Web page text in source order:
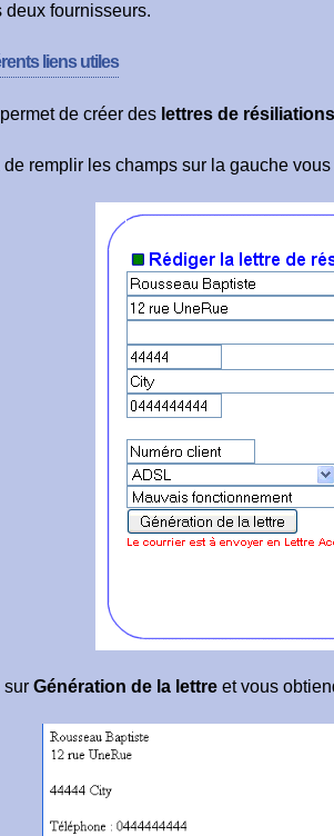
deux fournisseurs.
liens utiles
permet de créer des lettres de résiliations
de remplir les champs sur la gauche
sur Génération de la lettre et vous